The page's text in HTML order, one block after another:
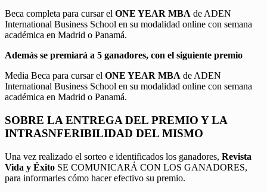
Beca completa para cursar el ONE YEAR MBA de ADEN
International Business School en su modalidad online con semana
académica en Madrid o Panamá.
Además se premiará a 5 ganadores, con el siguiente premio
Media Beca para cursar el ONE YEAR MBA de ADEN
International Business School en su modalidad online con semana
académica en Madrid o Panamá.
SOBRE LA ENTREGA DEL PREMIO Y LA
INTRASNFERIBILIDAD DEL MISMO
Una vez realizado el sorteo e identificados los ganadores, Revista
Vida y Éxito SE COMUNICARÁ CON LOS GANADORES,
para informarles cómo hacer efectivo su premio.